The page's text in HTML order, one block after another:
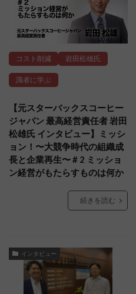
コスト削減 岩田松雄氏
識者に学ぶ
【元スターバックスコーヒー
ジャパン 最高経営責任者 岩田
松雄氏 インタビュー】ミッシ
ョン！〜大競争時代の組織成
長と企業再生〜 # 2 ミッショ
ン経営がもたらすものは何か
続きを読む
インタビュー